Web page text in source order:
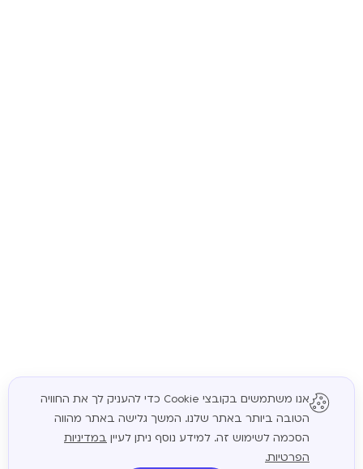
המשך
אנו משתמשים בקובצי Cookie כדי להעניק לך את החוויה
הטובה ביותר באתר שלנו. המשך גלישה באתר מהווה
הסכמה לשימוש זה. למידע נוסף ניתן לעיין במדיניות
הפרטיות.